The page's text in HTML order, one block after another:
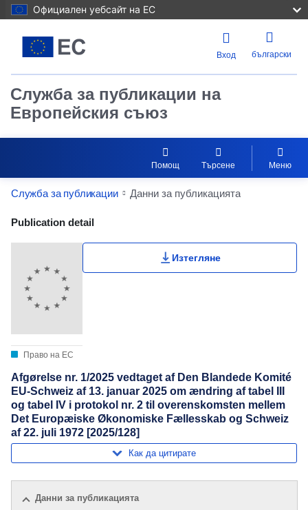
Официален уебсайт на ЕС
Вход български
Служба за публикации на
Европейския съюз
Помощ Търсене Меню
Служба за публикации Данни за публикацията
Publication Detail Actions Portlet
Publication detail
Право на ЕС
Изтегляне
Afgørelse nr. 1/2025 vedtaget af Den Blandede Komité
EU-Schweiz af 13. januar 2025 om ændring af tabel III
og tabel IV i protokol nr. 2 til overenskomsten mellem
Det Europæiske Økonomiske Fællesskab og Schweiz
af 22. juli 1972 [2025/128]
Как да цитирате
Данни за публикацията